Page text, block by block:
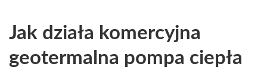
Jak działa komercyjna
geotermalna pompa ciepła